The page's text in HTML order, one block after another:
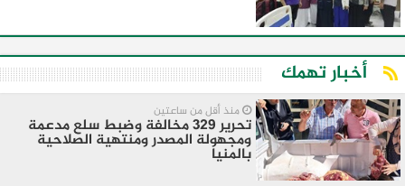
أخبار تهمك
منذ أقل من ساعتين
تحرير 329 مخالفة وضبط سلع مدعمة
ومجهولة المصدر ومنتهية الصلاحية
بالمنيا